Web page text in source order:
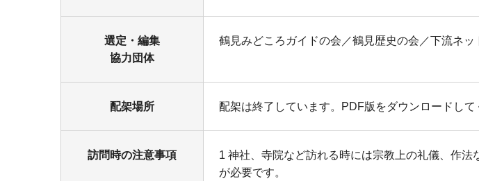
選定・編集
協力団体
鶴見みどころガイドの会／鶴見歴史の会／下流ネッ
配架場所 配架は終了しています。PDF版をダウンロードして
訪問時の注意事項
1 神社、寺院など訪れる時には宗教上の礼儀、作
が必要です。